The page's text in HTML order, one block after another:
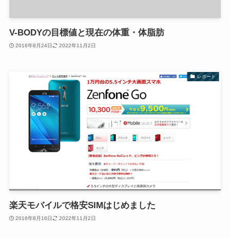
V-BODYの目標値と現在の体重・体脂肪
2016年8月24日 2022年11月2日
レポート
楽天モバイルで格安SIMはじめました
2016年8月16日 2022年11月2日